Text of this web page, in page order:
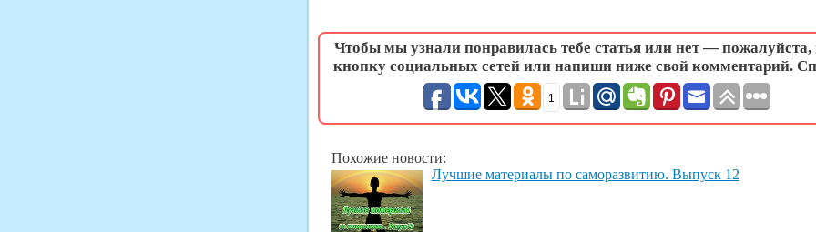
Чтобы мы узнали понравилась тебе статья или нет —
кнопку социальных сетей или напиши ниже свой комментарий.
1
Похожие новости:
Лучшие материалы по саморазвитию. Выпуск 12